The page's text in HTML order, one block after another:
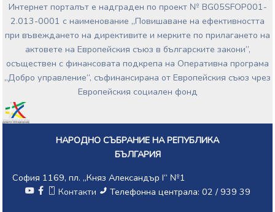
Интернет порталът е надграден по проект № BG05SFOP001-
2.013-0001 с наименование „Повишаване на ефективността
при въвеждането на директивите и мерките по прилагането на
актовете на Европейския съюз в българските закони”,
осъществен с финансовата подкрепа на Оперативна програма
„Добро управление“, съфинансирана от Европейския съюз чрез
Европейския социален фонд
НАРОДНО СЪБРАНИЕ НА РЕПУБЛИКА
БЪЛГАРИЯ
София 1169, пл. „Княз Александър I“ №1
Контакти
Телефонна централа: 02 / 939 39